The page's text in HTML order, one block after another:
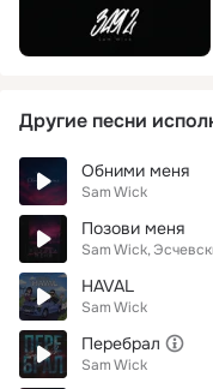
Другие песни
Обними меня
Sam Wick
Позови меня
Sam Wick
HAVAL
Sam Wick
Перебрал
Sam Wick